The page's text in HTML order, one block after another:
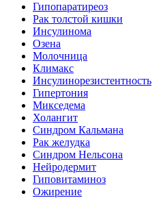
Гипопаратиреоз
Рак толстой кишки
Инсулинома
Озена
Молочница
Климакс
Инсулинорезистентность
Гипертония
Микседема
Холангит
Синдром Кальмана
Рак желудка
Синдром Нельсона
Нейродермит
Гиповитаминоз
Ожирение